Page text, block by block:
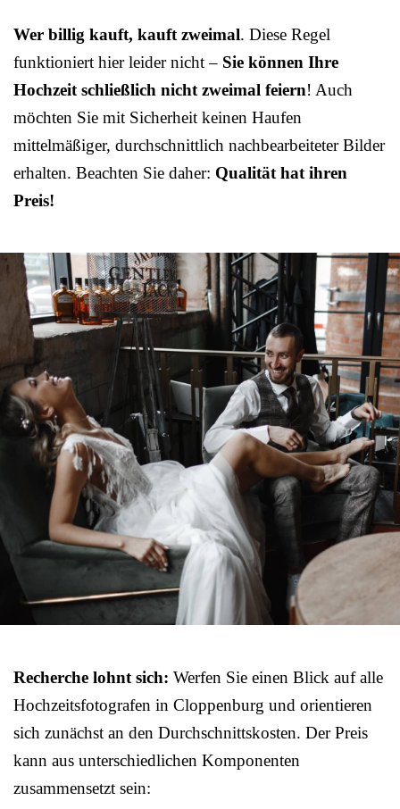
Wer billig kauft, kauft zweimal. Diese Regel
funktioniert hier leider nicht – Sie können Ihre
Hochzeit schließlich nicht zweimal feiern! Auch
möchten Sie mit Sicherheit keinen Haufen
mittelmäßiger, durchschnittlich nachbearbeiteter Bilder
erhalten. Beachten Sie daher: Qualität hat ihren
Preis!
Recherche lohnt sich: Werfen Sie einen Blick auf alle
Hochzeitsfotografen in Cloppenburg und orientieren
sich zunächst an den Durchschnittskosten. Der Preis
kann aus unterschiedlichen Komponenten
zusammensetzt sein: